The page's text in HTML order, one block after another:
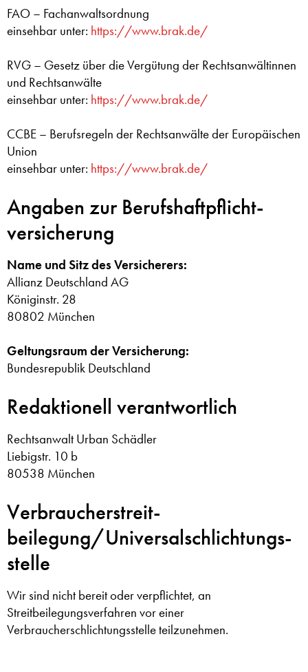
FAO – Fachanwaltsordnung
einsehbar unter: https://www.brak.de/
RVG – Gesetz über die Vergütung der Rechtsanwältinnen
und Rechtsanwälte
einsehbar unter: https://www.brak.de/
CCBE – Berufsregeln der Rechtsanwälte der Europäischen
Union
einsehbar unter: https://www.brak.de/
Angaben zur Berufs­haftpflicht­
versicherung
Name und Sitz des Versicherers:
Allianz Deutschland AG
Königinstr. 28
80802 München
Geltungsraum der Versicherung:
Bundesrepublik Deutschland
Redaktionell verantwortlich
Rechtsanwalt Urban Schädler
Liebigstr. 10 b
80538 München
Verbraucher­streit­
beilegung/Universal­schlichtungs­
stelle
Wir sind nicht bereit oder verpflichtet, an
Streitbeilegungsverfahren vor einer
Verbraucherschlichtungsstelle teilzunehmen.